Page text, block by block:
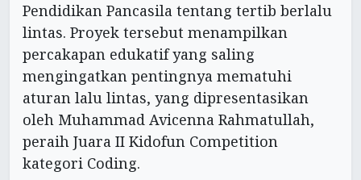
Pendidikan Pancasila tentang tertib berlalu
lintas. Proyek tersebut menampilkan
percakapan edukatif yang saling
mengingatkan pentingnya mematuhi
aturan lalu lintas, yang dipresentasikan
oleh Muhammad Avicenna Rahmatullah,
peraih Juara II Kidofun Competition
kategori Coding.